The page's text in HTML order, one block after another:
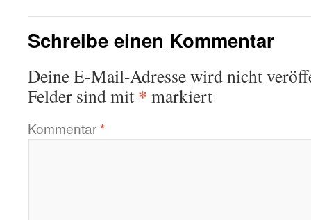
Schreibe einen Kommentar
Deine E-Mail-Adresse wird nicht
Felder sind mit * markiert
Kommentar*